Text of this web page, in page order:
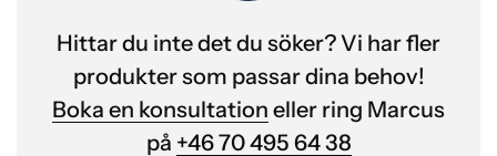
Hittar du inte det du söker? Vi har fler
produkter som passar dina behov!
Boka en konsultation eller ring Marcus
på +46 70 495 64 38